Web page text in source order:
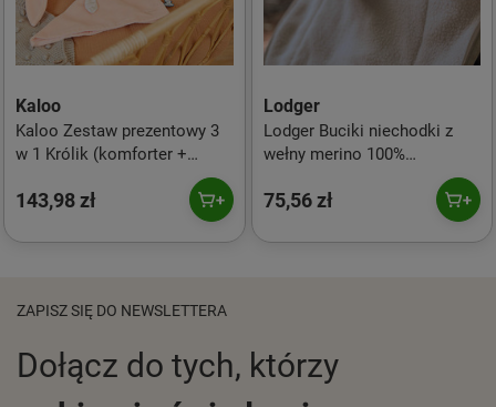
Kaloo
Kaloo Zestaw prezentowy 3
w 1 Królik (komforter +
brzoskwiniowy Lapinoo
143,98 zł
Lodger
Lodger Buciki niechodki z
wełny merino 100%
niebieskie Blue Fogg 0-6 m
75,56 zł
ZAPISZ SIĘ DO NEWSLETTERA
Dołącz do tych, którzy